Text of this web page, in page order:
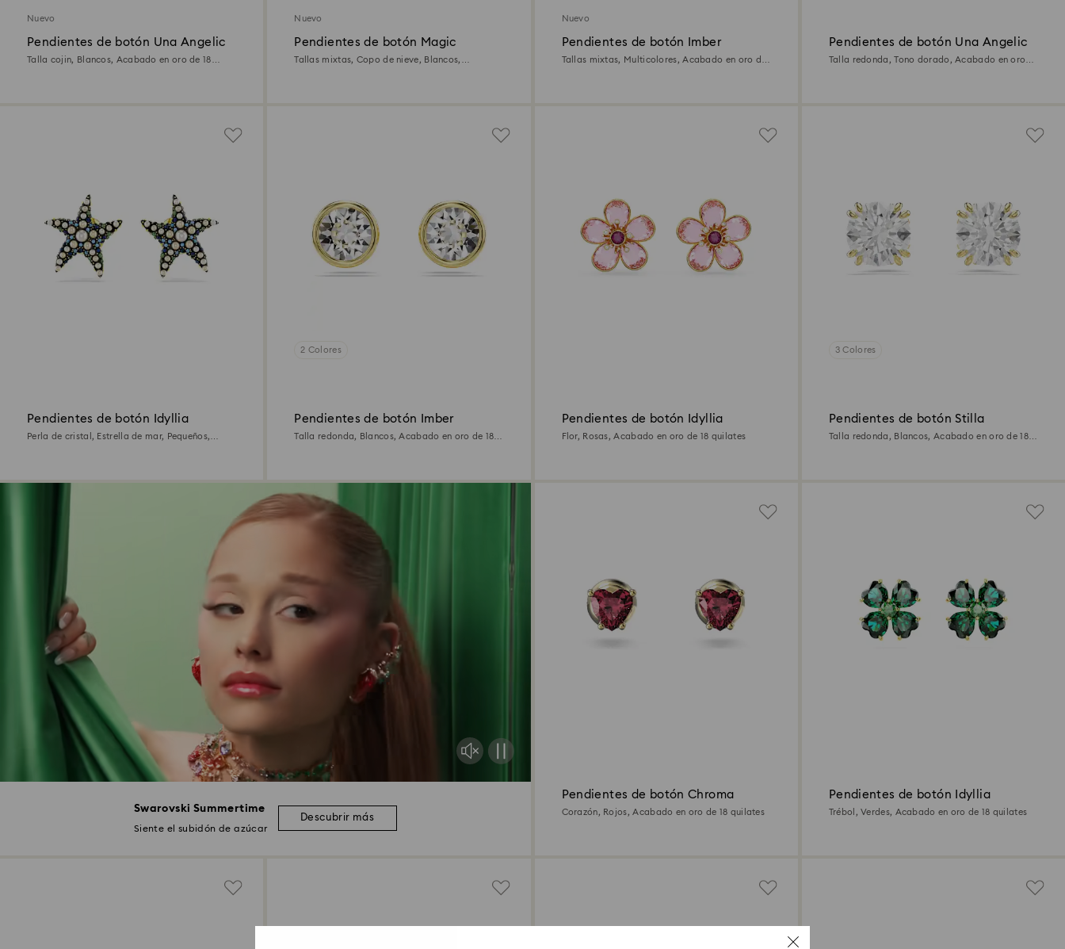
Swarovski Summertime
Siente el subidón de azúcar
Descubrir más
Nuevo
Pendientes de botón Una Angelic
Talla cojin, Blancos, Acabado en oro de 18
Nuevo
Pendientes de botón Magic
Tallas mixtas, Copo de nieve, Blancos,
Nuevo
Pendientes de botón Imber
Tallas mixtas, Multicolores, Acabado en oro de
Pendientes de botón Una Angelic
Talla redonda, Tono dorado, Acabado en oro
Pendientes de botón Idyllia
Perla de cristal, Estrella de mar, Pequeños,
2 Colores
Pendientes de botón Imber
Talla redonda, Blancos, Acabado en oro de 18
Pendientes de botón Idyllia
Flor, Rosas, Acabado en oro de 18 quilates
3 Colores
Pendientes de botón Stilla
Talla redonda, Blancos, Acabado en oro de 18
Pendientes de botón Chroma
Corazón, Rojos, Acabado en oro de 18 quilates
Pendientes de botón Idyllia
Trébol, Verdes, Acabado en oro de 18 quilates